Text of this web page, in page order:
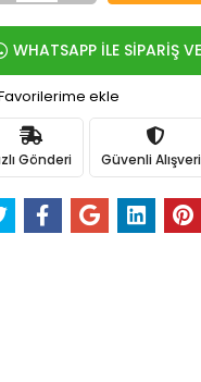
WHATSAPP İLE SİPARİŞ
ekle
Gönderi Güvenli